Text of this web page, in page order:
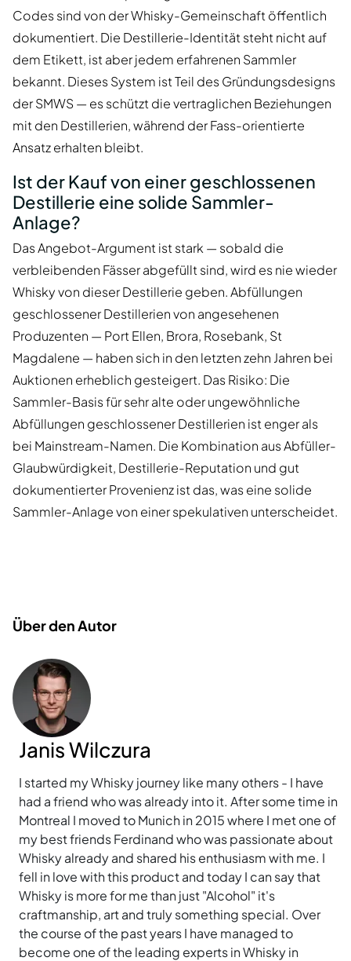
Codes sind von der Whisky-Gemeinschaft öffentlich
dokumentiert. Die Destillerie-Identität steht nicht auf
dem Etikett, ist aber jedem erfahrenen Sammler
bekannt. Dieses System ist Teil des Gründungsdesigns
der SMWS — es schützt die vertraglichen Beziehungen
mit den Destillerien, während der Fass-orientierte
Ansatz erhalten bleibt.
Ist der Kauf von einer geschlossenen
Destillerie eine solide Sammler-
Anlage?
Das Angebot-Argument ist stark — sobald die
verbleibenden Fässer abgefüllt sind, wird es nie wieder
Whisky von dieser Destillerie geben. Abfüllungen
geschlossener Destillerien von angesehenen
Produzenten — Port Ellen, Brora, Rosebank, St
Magdalene — haben sich in den letzten zehn Jahren bei
Auktionen erheblich gesteigert. Das Risiko: Die
Sammler-Basis für sehr alte oder ungewöhnliche
Abfüllungen geschlossener Destillerien ist enger als
bei Mainstream-Namen. Die Kombination aus Abfüller-
Glaubwürdigkeit, Destillerie-Reputation und gut
dokumentierter Provenienz ist das, was eine solide
Sammler-Anlage von einer spekulativen unterscheidet.
Über den Autor
Janis Wilczura
I started my Whisky journey like many others - I have
had a friend who was already into it. After some time in
Montreal I moved to Munich in 2015 where I met one of
my best friends Ferdinand who was passionate about
Whisky already and shared his enthusiasm with me. I
fell in love with this product and today I can say that
Whisky is more for me than just "Alcohol" it's
craftmanship, art and truly something special. Over
the course of the past years I have managed to
become one of the leading experts in Whisky in